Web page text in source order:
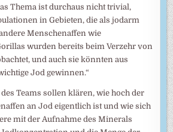
Thema ist durchaus nicht trivial,
in Gebieten, die als jodarm
Menschenaffen wie
wurden bereits beim Verzehr von
und auch sie könnten aus
Jod gewinnen.“
Teams sollen klären, wie hoch der
an Jod eigentlich ist und wie sich
mit der Aufnahme des Minerals